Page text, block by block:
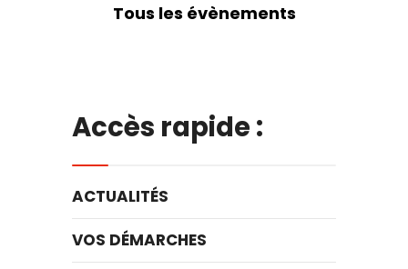
Tous les évènements
Accès rapide :
ACTUALITÉS
VOS DÉMARCHES